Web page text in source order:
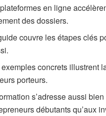
en ligne
des dossiers.
couvre les étapes clés
concrets illustrent
porteurs.
s’adresse aussi
débutants qu’aux